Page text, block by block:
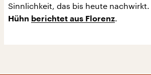
Sinnlichkeit, das bis heute nachwirkt.
Hühn berichtet aus Florenz.